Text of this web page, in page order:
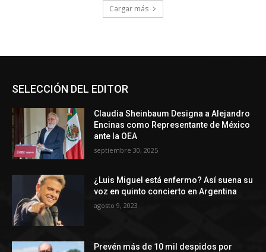
Cargar más
SELECCIÓN DEL EDITOR
Claudia Sheinbaum Designa a Alejandro
Encinas como Representante de México
ante la OEA
septiembre 30, 2025
¿Luis Miguel está enfermo? Así suena su
voz en quinto concierto en Argentina
agosto 9, 2023
Prevén más de 10 mil despidos por